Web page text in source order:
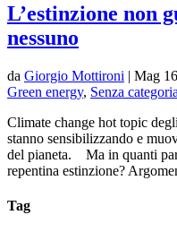
L’estinzione non
nessuno
da Giorgio Mottironi | Mag
Green energy, Senza categoria
Climate change hot topic
stanno sensibilizzando e
del pianeta. Ma in quanti
repentina estinzione?
Tag